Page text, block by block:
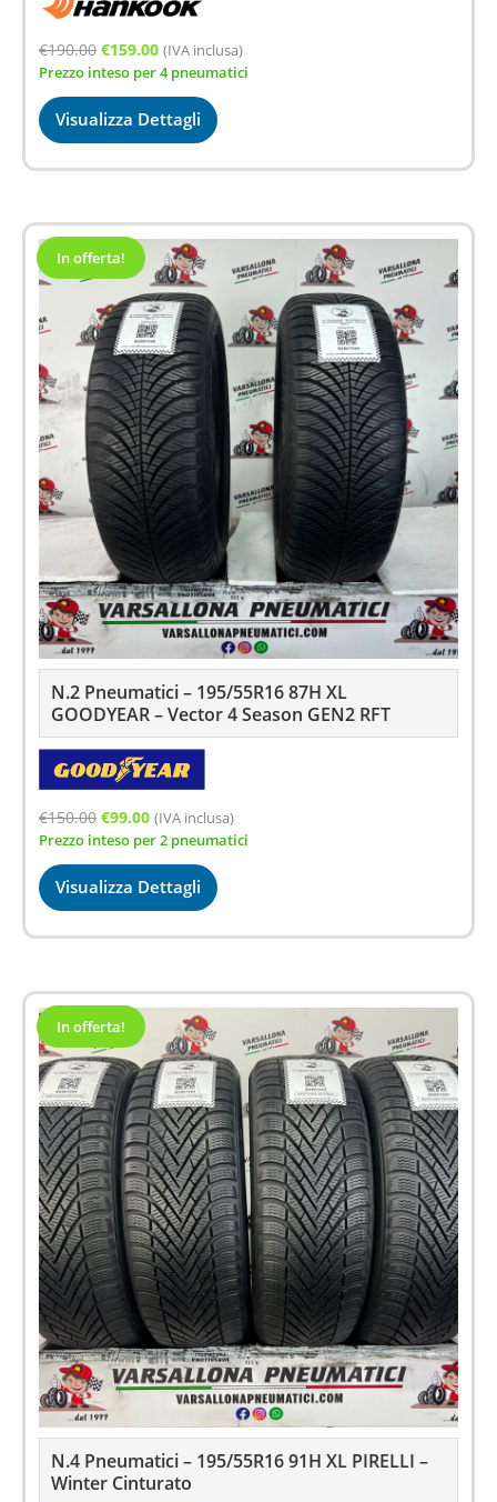
€190.00 Il
prezzo
€190.00.
€159.00Il
prezzo
attuale
€159.00.
(IVA inclusa)
Prezzo inteso per 4 pneumatici
Visualizza Dettagli
In offerta!
N.2 Pneumatici – 195/55R16 87H XL
GOODYEAR – Vector 4 Season GEN2 RFT
€150.00 Il
prezzo
€150.00.
€99.00Il
prezzo
€99.00.
(IVA inclusa)
Prezzo inteso per 2 pneumatici
Visualizza Dettagli
In offerta!
N.4 Pneumatici – 195/55R16 91H XL PIRELLI –
Winter Cinturato